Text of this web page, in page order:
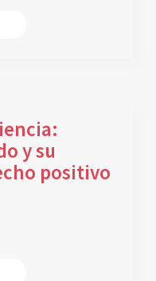
y su
positivo